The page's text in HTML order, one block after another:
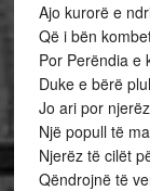
Ajo kurorë e
Që i bën
Por Perëndia e
Duke e bërë
Jo ari por
Një popull të
Njerëz të cilët
Qëndrojnë të